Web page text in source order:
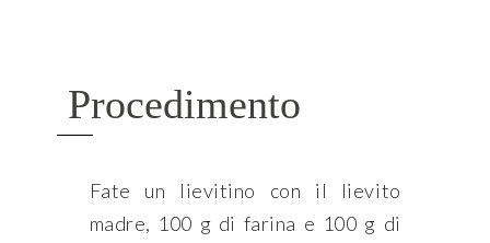
Procedimento
Fate un lievitino con il lievito
madre, 100 g di farina e 100 g di